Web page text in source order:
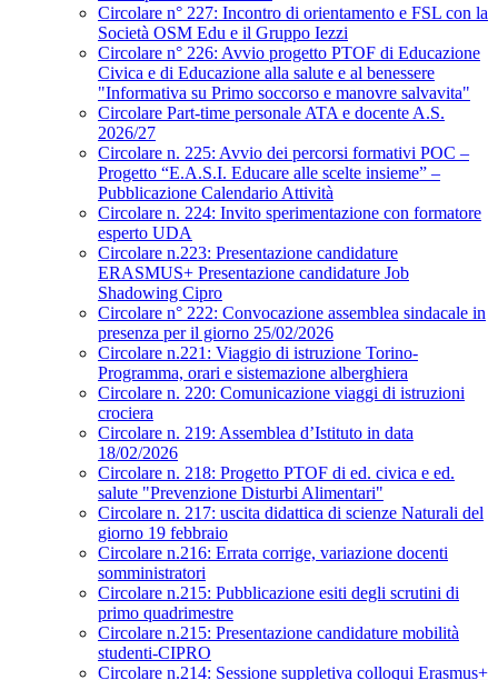
Circolare n° 227: Incontro di orientamento e FSL con la
Società OSM Edu e il Gruppo Iezzi
Circolare n° 226: Avvio progetto PTOF di Educazione
Civica e di Educazione alla salute e al benessere
"Informativa su Primo soccorso e manovre salvavita"
Circolare Part-time personale ATA e docente A.S.
2026/27
Circolare n. 225: Avvio dei percorsi formativi POC –
Progetto “E.A.S.I. Educare alle scelte insieme” –
Pubblicazione Calendario Attività
Circolare n. 224: Invito sperimentazione con formatore
esperto UDA
Circolare n.223: Presentazione candidature
ERASMUS+ Presentazione candidature Job
Shadowing Cipro
Circolare n° 222: Convocazione assemblea sindacale in
presenza per il giorno 25/02/2026
Circolare n.221: Viaggio di istruzione Torino-
Programma, orari e sistemazione alberghiera
Circolare n. 220: Comunicazione viaggi di istruzioni
crociera
Circolare n. 219: Assemblea d’Istituto in data
18/02/2026
Circolare n. 218: Progetto PTOF di ed. civica e ed.
salute "Prevenzione Disturbi Alimentari"
Circolare n. 217: uscita didattica di scienze Naturali del
giorno 19 febbraio
Circolare n.216: Errata corrige, variazione docenti
somministratori
Circolare n.215: Pubblicazione esiti degli scrutini di
primo quadrimestre
Circolare n.215: Presentazione candidature mobilità
studenti-CIPRO
Circolare n.214: Sessione suppletiva colloqui Erasmus+